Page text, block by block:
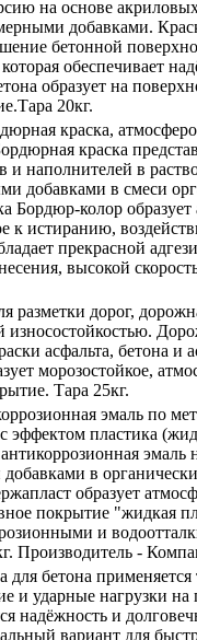
на основе
добавками.
бетонной
обеспечивает
образует на
20кг.
краска,
краска
и наполнителей в
добавками в смеси
Бордюр-колор образует
к истиранию,
прекрасной
высокой
разметки дорог,
асфальта, бетона и
морозостойкое,
Тара 25кг.
эмаль по
эффектом пластика
эмаль
в
образует
покрытие "жидкая
и
Производитель -
для бетона
и ударные нагрузки
надёжность и
вариант для